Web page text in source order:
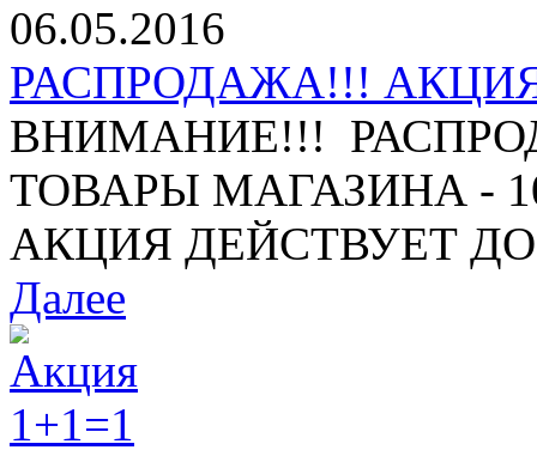
06.05.2016
РАСПРОДАЖА!!! АКЦИЯ
ВНИМАНИЕ!!!
ТОВАРЫ МАГАЗИНА -
АКЦИЯ ДЕЙСТВУЕТ
Далее